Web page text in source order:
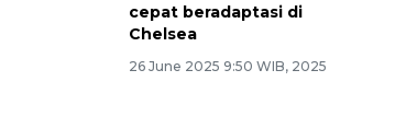
cepat beradaptasi di
Chelsea
26 June 2025 9:50 WIB, 2025